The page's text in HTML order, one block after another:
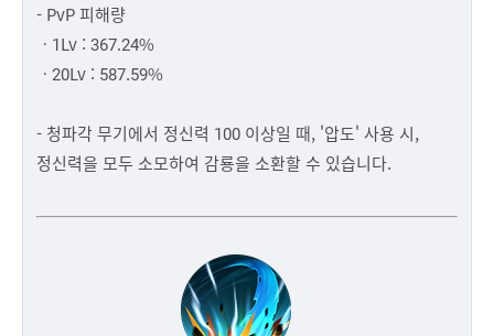
- PvP 피해량
ㆍ1Lv : 367.24%
ㆍ20Lv : 587.59%
- 청파각 무기에서 정신력 100 이상일 때, '압도' 사용 시,
정신력을 모두 소모하여 감룡을 소환할 수 있습니다.